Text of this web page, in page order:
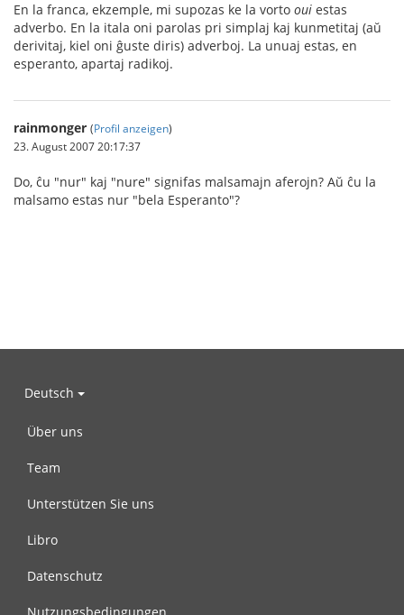
En la franca, ekzemple, mi supozas ke la vorto oui estas
adverbo. En la itala oni parolas pri simplaj kaj kunmetitaj (aŭ
derivitaj, kiel oni ĝuste diris) adverboj. La unuaj estas, en
esperanto, apartaj radikoj.
rainmonger (Profil anzeigen)
23. August 2007 20:17:37
Do, ĉu "nur" kaj "nure" signifas malsamajn aferojn? Aŭ ĉu la
malsamo estas nur "bela Esperanto"?
Deutsch
Über uns
Team
Unterstützen Sie uns
Libro
Datenschutz